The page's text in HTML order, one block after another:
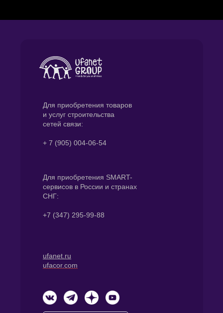
Для приобретения товаров
и услуг строительства
сетей связи:
+ 7 (905) 004-06-54
ufanet.ru
ufacor.com
Для приобретения SMART-
сервисов в России и странах
СНГ:
+7 (347) 295-99-88